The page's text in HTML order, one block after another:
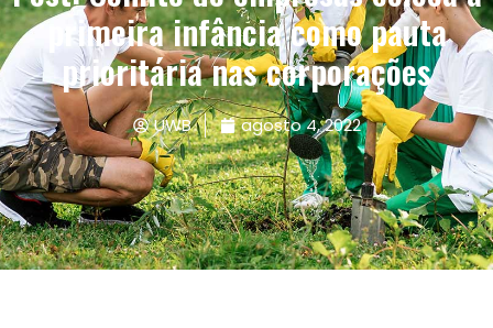
primeira infância como pauta
prioritária nas corporações
UWB agosto 4, 2022